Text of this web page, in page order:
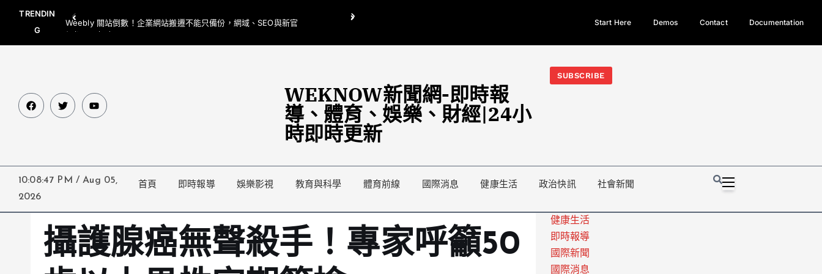
TRENDIN
G
Weebly 關站倒數！企業網站搬遷不能只備份，網域、SEO與新官
網都要一起處理
翁曉玲喊刪陸委會1295萬媒宣費惹議 梁文傑回「只能靠嘴巴」
今日熱門新聞TOP3｜西拉雅族正式成第17個原住民族、立院電競
光電場回
Start Here Demos Contact Documentation
WEKNOW新聞網-即時報
導、體育、娛樂、財經|24小
時即時更新
SUBSCRIBE
10:08:47 PM / Aug 05,
2026
首頁 即時報導 娛樂影視 教育與科學 體育前線 國際消息 健康生活 政治快訊 社會新聞
攝護腺癌無聲殺手！專家呼籲50
健康生活
即時報導
國際新聞
國際消息